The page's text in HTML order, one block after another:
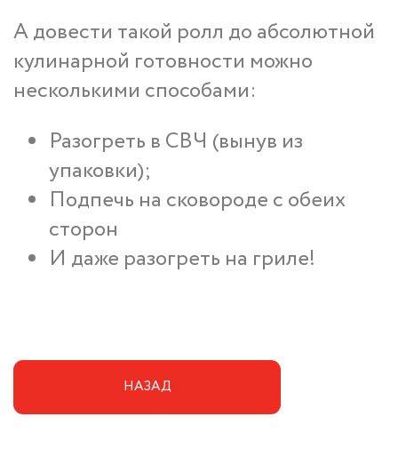
А довести такой ролл до абсолютной
кулинарной готовности можно
несколькими способами:
Разогреть в СВЧ (вынув из
упаковки);
Подпечь на сковороде с обеих
сторон
И даже разогреть на гриле!
НАЗАД